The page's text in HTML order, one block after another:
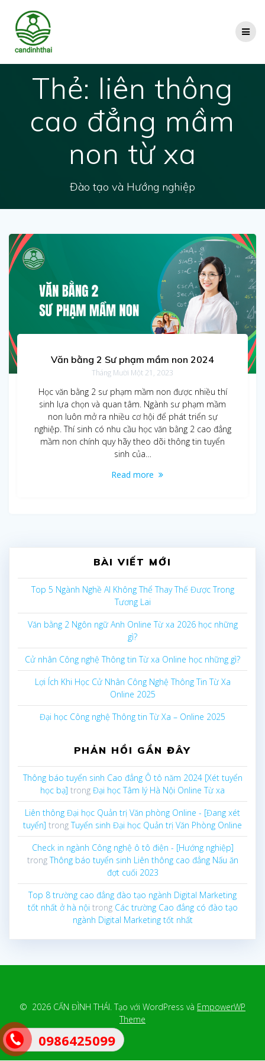
0986425099
Thẻ: liên thông
cao đẳng mầm
non từ xa
Đào tạo và Hướng nghiệp
Văn bằng 2 Sư phạm mầm non 2024
Tháng Mười Một 21, 2023
Học văn bằng 2 sư phạm mầm non được nhiều thí
sinh lựa chọn và quan tâm. Ngành sư phạm mầm
non luôn mở ra nhiều cơ hội để phát triển sự
nghiệp. Thí sinh có nhu cầu học văn bằng 2 cao đẳng
mầm non chính quy hãy theo dõi thông tin tuyển
sinh của…
Read more
BÀI VIẾT MỚI
Top 5 Ngành Nghề AI Không Thể Thay Thế Được Trong
Tương Lai
Văn bằng 2 Ngôn ngữ Anh Online Từ xa 2026 học những
gì?
Cử nhân Công nghệ Thông tin Từ xa Online học những gì?
Lợi Ích Khi Học Cử Nhân Công Nghệ Thông Tin Từ Xa
Online 2025
Đại học Công nghệ Thông tin Từ Xa – Online 2025
PHẢN HỒI GẦN ĐÂY
Thông báo tuyển sinh Cao đẳng Ô tô năm 2024 [Xét tuyển
học bạ] trong Đại học Tâm lý Hà Nội Online Từ xa
Liên thông Đại học Quản trị Văn phòng Online - [Đang xét
tuyển] trongTuyển sinh Đại học Quản trị Văn Phòng Online
Check in ngành Công nghệ ô tô điện - [Hướng nghiệp]
trongThông báo tuyển sinh Liên thông cao đẳng Nấu ăn
đợt cuối 2023
Top 8 trường cao đẳng đào tạo ngành Digital Marketing
tốt nhất ở hà nội trong Các trường Cao đẳng có đào tạo
ngành Digital Marketing tốt nhất
© 2026 CẤN ĐÌNH THÁI. Tạo với WordPress và EmpowerWP
Theme